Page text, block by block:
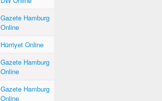
Gazete Hamburg
Online
Hürriyet Online
Gazete Hamburg
Online
Gazete Hamburg
Online